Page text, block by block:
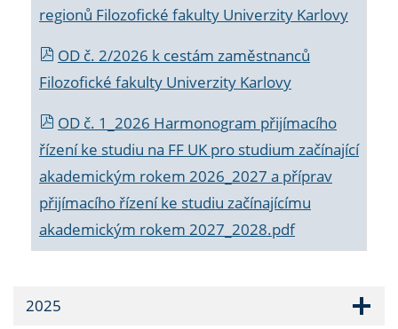
regionů Filozofické fakulty Univerzity Karlovy
OD č. 2/2026 k cestám zaměstnanců
Filozofické fakulty Univerzity Karlovy
OD č. 1_2026 Harmonogram přijímacího
řízení ke studiu na FF UK pro studium začínající
akademickým rokem 2026_2027 a příprav
přijímacího řízení ke studiu začínajícímu
akademickým rokem 2027_2028.pdf
2025